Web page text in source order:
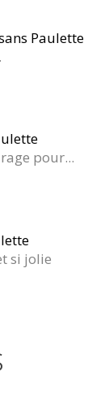
Paulette
pour...
si jolie